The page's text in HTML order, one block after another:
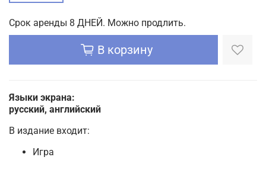
Срок аренды 8 ДНЕЙ. Можно продлить.
В корзину
Языки экрана:
русский, английский
В издание входит:
Игра